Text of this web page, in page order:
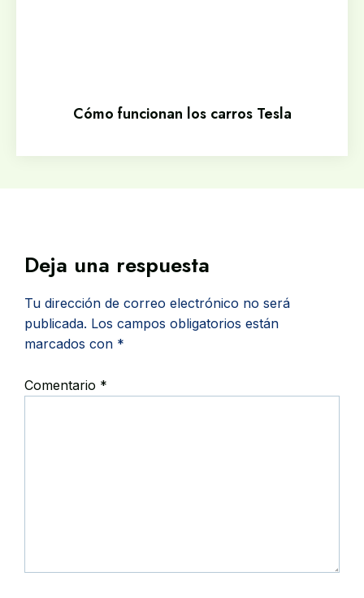
Cómo funcionan los carros Tesla
Deja una respuesta
Tu dirección de correo electrónico no será
publicada. Los campos obligatorios están
marcados con *
Comentario *